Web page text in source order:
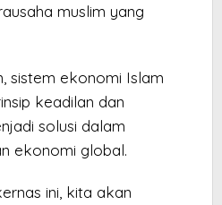
muslim yang
sistem ekonomi Islam
keadilan dan
solusi dalam
ekonomi global.
ini, kita akan